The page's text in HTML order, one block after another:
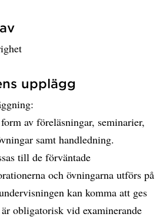
upplägg
av föreläsningar, seminarier,
samt handledning.
till de förväntade
och övningarna utförs på
kan komma att ges
obligatorisk vid examinerande